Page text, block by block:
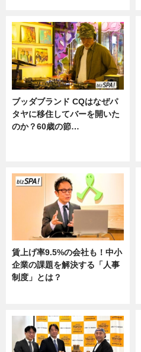
ブッダブランド CQはなぜパ
タヤに移住してバーを開いた
のか？60歳の節…
賃上げ率9.5%の会社も！中小
企業の課題を解決する「人事
制度」とは？